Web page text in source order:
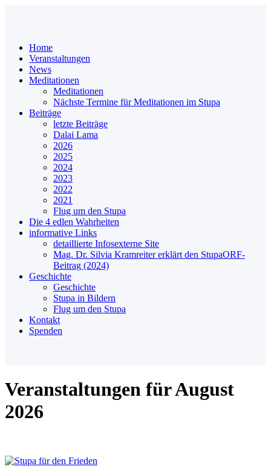
Home
Veranstaltungen
News
Meditationen
Meditationen
Nächste Termine für Meditationen im Stupa
Beiträge
letzte Beiträge
Dalai Lama
2026
2025
2024
2023
2022
2021
Flug um den Stupa
Die 4 edlen Wahrheiten
informative Links
detaillierte Infosexterne Site
Mag. Dr. Silvia Kramreiter erklärt den StupaORF-
Beitrag (2024)
Geschichte
Geschichte
Stupa in Bildern
Flug um den Stupa
Kontakt
Spenden
Veranstaltungen für August
2026